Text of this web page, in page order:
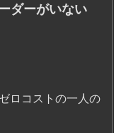
ダーがいない
ロコストの一人の